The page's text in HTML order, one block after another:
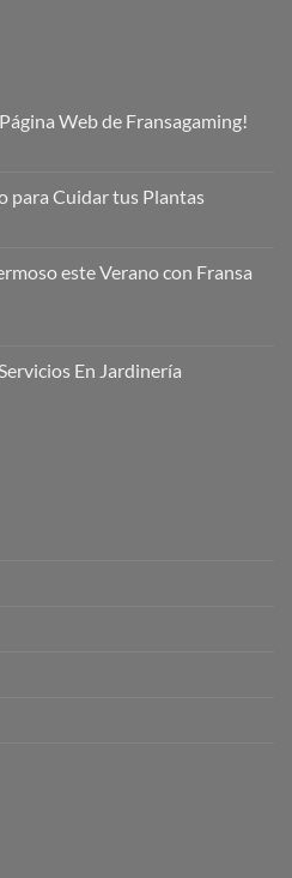
Web de Fransagaming!
para Cuidar tus Plantas
este Verano con Fransa
En Jardinería